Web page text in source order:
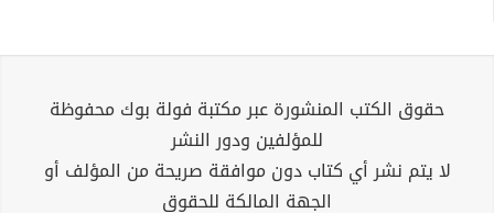
حقوق الكتب المنشورة عبر مكتبة فولة بوك محفوظة
للمؤلفين ودور النشر
لا يتم نشر أي كتاب دون موافقة صريحة من المؤلف أو
الجهة المالكة للحقوق